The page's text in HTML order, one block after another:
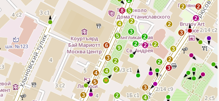
2
3
2
2
2
2
2
3
2
2
2
8 5
2
4
5
3
9
6
3
2
4
4
5
3 2
2
2
3
4
3